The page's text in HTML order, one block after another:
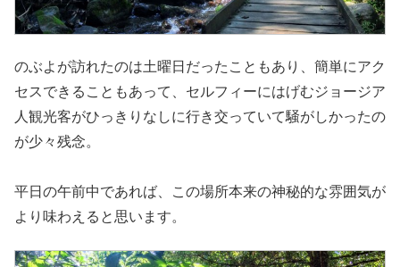
のぶよが訪れたのは土曜日だったこともあり、簡単にアク
セスできることもあって、セルフィーにはげむジョージア
人観光客がひっきりなしに行き交っていて騒がしかったの
が少々残念。
平日の午前中であれば、この場所本来の神秘的な雰囲気が
より味わえると思います。